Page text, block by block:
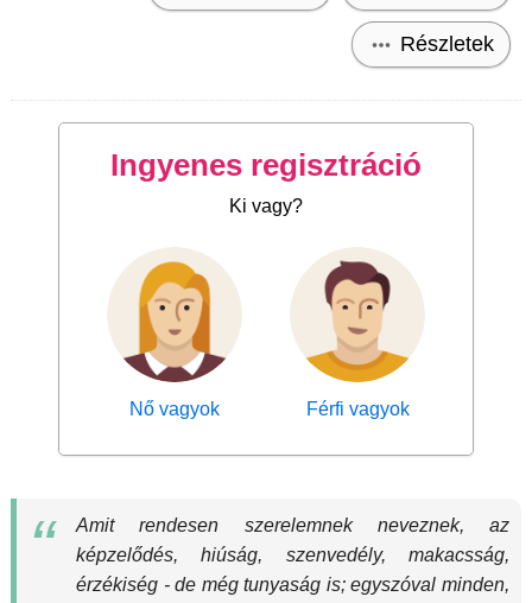
Részletek
Ingyenes regisztráció
Ki vagy?
Nő vagyok Férfi vagyok
Amit rendesen szerelemnek neveznek, az
képzelődés, hiúság, szenvedély, makacsság,
érzékiség - de még tunyaság is; egyszóval minden,